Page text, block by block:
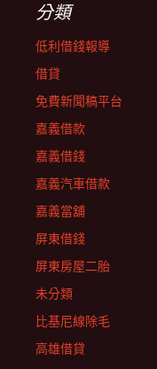
分類
低利借錢報導
借貸
免費新聞稿平台
嘉義借款
嘉義借錢
嘉義汽車借款
嘉義當舖
屏東借錢
屏東房屋二胎
未分類
比基尼線除毛
高雄借貸